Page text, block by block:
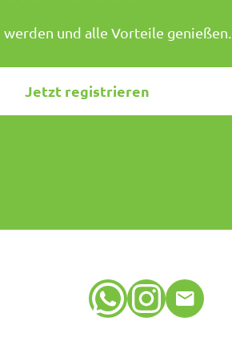
und alle Vorteile genießen.
Jetzt registrieren
WhatsApp Instagram E-Mail